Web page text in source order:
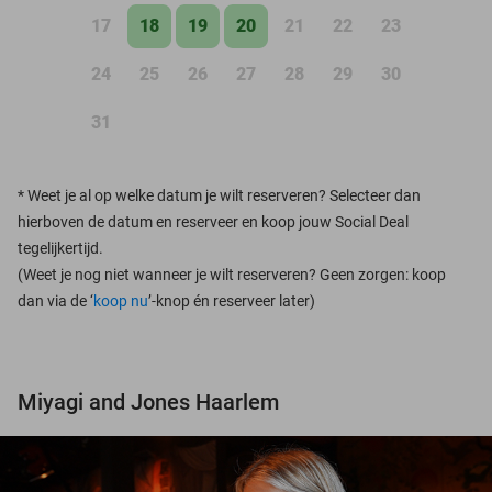
17 18 19 20 21 22 23
24 25 26 27 28 29 30
31
*Weet je al op welke datum je wilt reserveren? Selecteer dan
hierboven de datum en reserveer en koop jouw Social Deal
tegelijkertijd.
(Weet je nog niet wanneer je wilt reserveren? Geen zorgen: koop
dan via de ‘koop nu’-knop én reserveer later)
Miyagi and Jones Haarlem